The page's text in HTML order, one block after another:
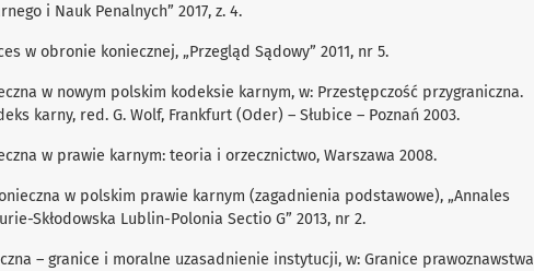
i Nauk Penalnych” 2017, z. 4.
w obronie koniecznej, „Przegląd Sądowy” 2011, nr 5.
w nowym polskim kodeksie karnym, w: Przestępczość przygraniczna.
karny, red. G. Wolf, Frankfurt (Oder) – Słubice – Poznań 2003.
w prawie karnym: teoria i orzecznictwo, Warszawa 2008.
w polskim prawie karnym (zagadnienia podstawowe), „Annales
Skłodowska Lublin-Polonia Sectio G” 2013, nr 2.
– granice i moralne uzasadnienie instytucji, w: Granice prawoznawstwa